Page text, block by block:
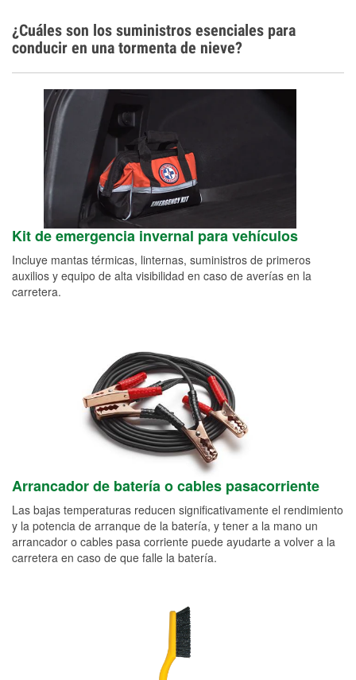
¿Cuáles son los suministros esenciales para
conducir en una tormenta de nieve?
Kit de emergencia invernal para vehículos
Incluye mantas térmicas, linternas, suministros de primeros
auxilios y equipo de alta visibilidad en caso de averías en la
carretera.
Arrancador de batería o cables pasacorriente
Las bajas temperaturas reducen significativamente el rendimiento
y la potencia de arranque de la batería, y tener a la mano un
arrancador o cables pasa corriente puede ayudarte a volver a la
carretera en caso de que falle la batería.